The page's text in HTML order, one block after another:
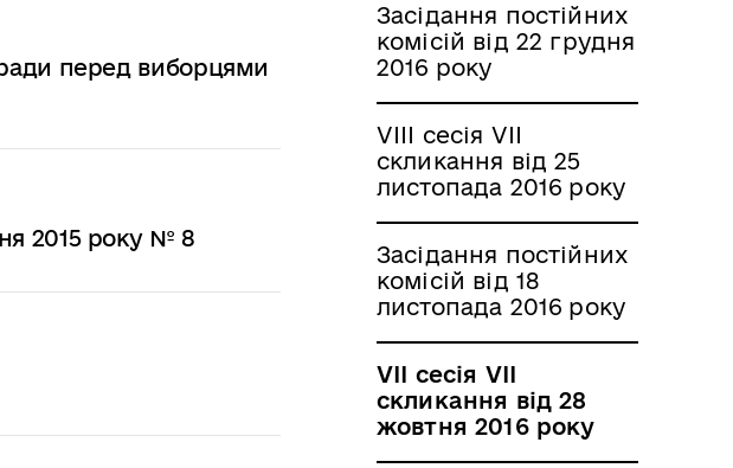
ради перед виборцями
2015 року № 8
Засідання постійних
комісій від 22 грудня
2016 року
VIII сесія VII
скликання від 25
листопада 2016 року
Засідання постійних
комісій від 18
листопада 2016 року
VII сесія VII
скликання від 28
жовтня 2016 року